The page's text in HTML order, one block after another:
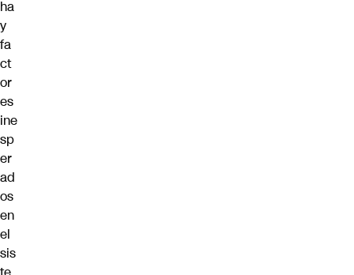
ha
y
fa
ct
or
es
ine
sp
er
ad
os
en
el
sis